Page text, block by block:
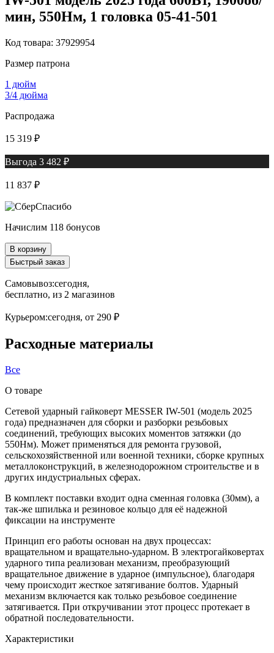
мин, 550Нм, 1 головка 05-41-501
Код товара: 37929954
Размер патрона
1 дюйм
3/4 дюйма
Распродажа
15 319 ₽
Выгода 3 482 ₽
11 837 ₽
Начислим 118 бонусов
В корзину
Быстрый заказ
Самовывоз:сегодня,
бесплатно, из 2 магазинов
Курьером:сегодня, от 290 ₽
Расходные материалы
Все
О товаре
Сетевой ударный гайковерт MESSER IW-501 (модель 2025
года) предназначен для сборки и разборки резьбовых
соединений, требующих высоких моментов затяжки (до
550Нм). Может применяться для ремонта грузовой,
сельскохозяйственной или военной техники, сборке крупных
металлоконструкций, в железнодорожном строительстве и в
других индустриальных сферах.
В комплект поставки входит одна сменная головка (30мм), а
так-же шпилька и резиновое кольцо для её надежной
фиксации на инструменте
Принцип его работы основан на двух процессах:
вращательном и вращательно-ударном. В электрогайковертах
ударного типа реализован механизм, преобразующий
вращательное движение в ударное (импульсное), благодаря
чему происходит жесткое затягивание болтов. Ударный
механизм включается как только резьбовое соединение
затягивается. При откручивании этот процесс протекает в
обратной последовательности.
Характеристики